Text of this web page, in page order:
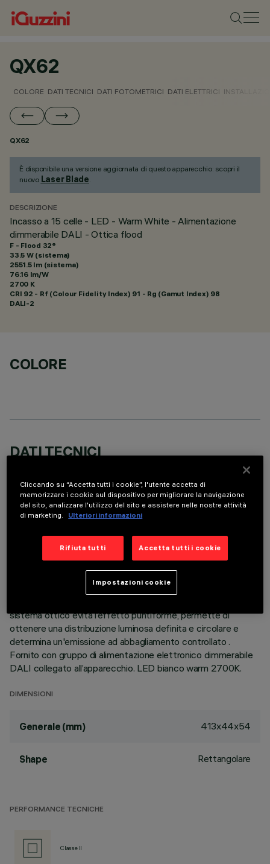
QX62
COLORE DATI TECNICI DATI FOTOMETRICI DATI ELETTRICI
QX62
È disponibile una versione aggiornata di questo apparecchio: scopri il
nuovo Laser Blade.
DESCRIZIONE
Incasso a 15 celle - LED - Warm White - Alimentazione
dimmerabile DALI - Ottica flood
F - Flood 32°
33.5 W (sistema)
2551.5 lm (sistema)
76.16 lm/W
2700 K
CRI 92 - Rf (Colour Fidelity Index) 91 - Rg (Gamut Index) 98
DALI-2
COLORE
DATI TECNICI
DESCRIZIONE
apparecchio miniaturizzato ad incasso rettangolare a 15
elementi ottici con sorgenti LED - ottiche fisse - apertura
flood. Corpo principale con superficie radiante in alluminio
pressofuso, versione con cornice perimetrale di battuta.
Ottiche ad alta definizione in termoplastico metallizzato,
integrate in posizione arretrata nello schermo
sistema ottico evita l’effetto puntiforme, permette di
ottenere una distribuzione luminosa definita e circolare e
determina un'emissione ad abbagliamento controllato .
Fornito con gruppo di alimentazione elettronico dimmerabile
DALI collegato all’apparecchio. LED bianco warm 2700K.
DIMENSIONI
Generale (mm) 413x44x54
Shape Rettangolare
PERFORMANCE TECNICHE
Classe II
Cliccando su “Accetta tutti i cookie”, l'utente accetta di
memorizzare i cookie sul dispositivo per migliorare la navigazione
del sito, analizzare l'utilizzo del sito e assistere nelle nostre attività
di marketing.
Ulteriori informazioni
Rifiuta tutti Accetta tutti i cookie
Impostazioni cookie